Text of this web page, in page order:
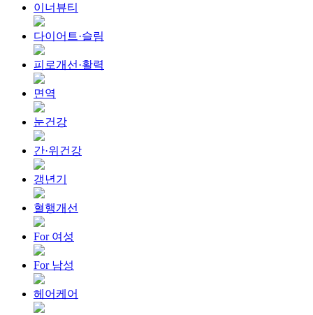
이너뷰티
다이어트·슬림
피로개선·활력
면역
눈건강
간·위건강
갱년기
혈행개선
For 여성
For 남성
헤어케어